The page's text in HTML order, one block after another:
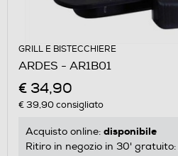
GRILL E BISTECCHIERE
ARDES - AR1B01
€ 34,90
€ 39,90consigliato
Acquisto online: disponibile
Ritiro in negozio in 30' gratuito: